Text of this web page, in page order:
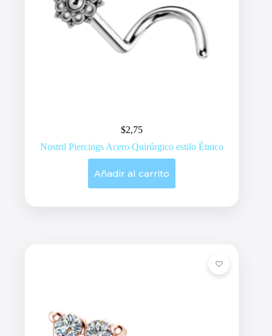
$2,75
Nostril Piercings Acero Quirúrgico estilo Étnico
Añadir al carrito